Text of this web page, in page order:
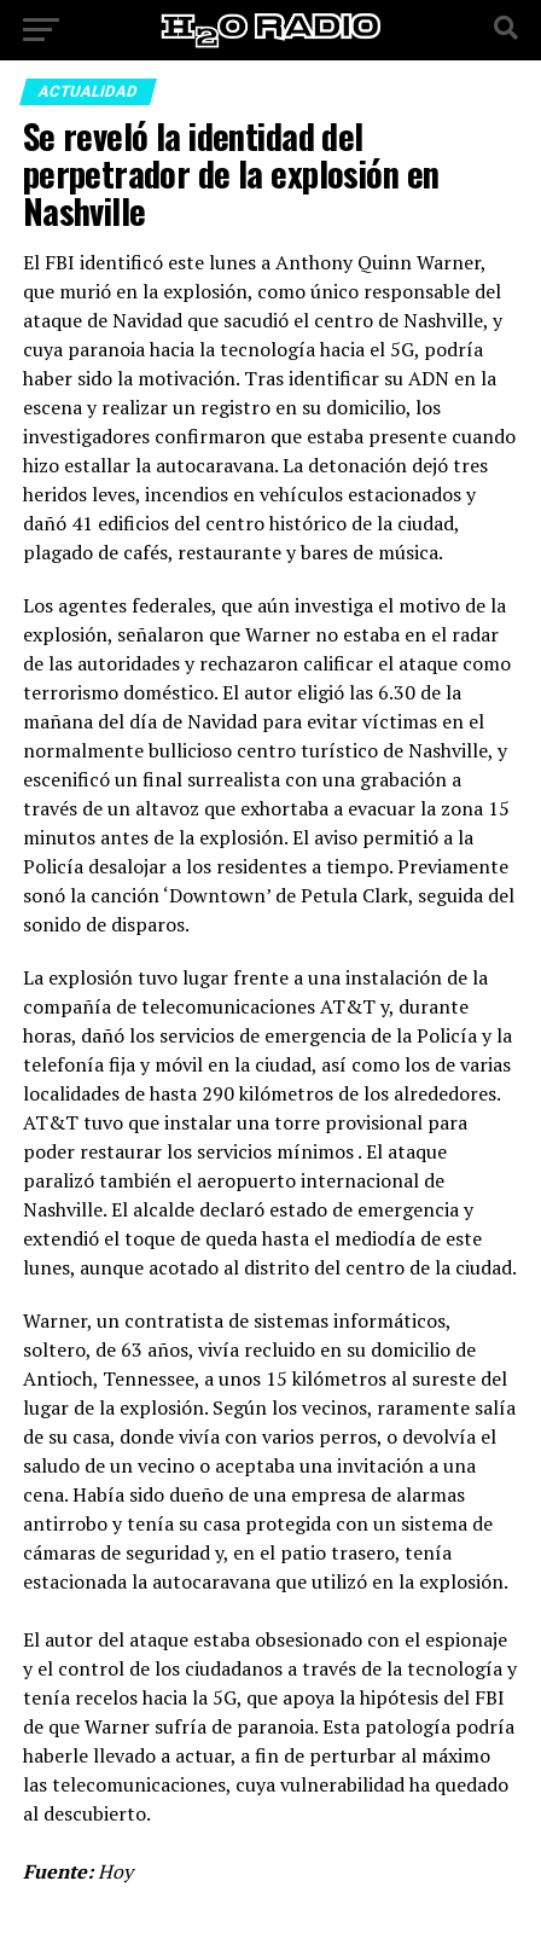
ACTUALIDAD
Se reveló la identidad del
perpetrador de la explosión en
Nashville
El FBI identificó este lunes a Anthony Quinn Warner,
que murió en la explosión, como único responsable del
ataque de Navidad que sacudió el centro de Nashville, y
cuya paranoia hacia la tecnología hacia el 5G, podría
haber sido la motivación. Tras identificar su ADN en la
escena y realizar un registro en su domicilio, los
investigadores confirmaron que estaba presente cuando
hizo estallar la autocaravana. La detonación dejó tres
heridos leves, incendios en vehículos estacionados y
dañó 41 edificios del centro histórico de la ciudad,
plagado de cafés, restaurante y bares de música.
Los agentes federales, que aún investiga el motivo de la
explosión, señalaron que Warner no estaba en el radar
de las autoridades y rechazaron calificar el ataque como
terrorismo doméstico. El autor eligió las 6.30 de la
mañana del día de Navidad para evitar víctimas en el
normalmente bullicioso centro turístico de Nashville, y
escenificó un final surrealista con una grabación a
través de un altavoz que exhortaba a evacuar la zona 15
minutos antes de la explosión. El aviso permitió a la
Policía desalojar a los residentes a tiempo. Previamente
sonó la canción ‘Downtown’ de Petula Clark, seguida del
sonido de disparos.
La explosión tuvo lugar frente a una instalación de la
compañía de telecomunicaciones AT&T y, durante
horas, dañó los servicios de emergencia de la Policía y la
telefonía fija y móvil en la ciudad, así como los de varias
localidades de hasta 290 kilómetros de los alrededores.
AT&T tuvo que instalar una torre provisional para
poder restaurar los servicios mínimos . El ataque
paralizó también el aeropuerto internacional de
Nashville. El alcalde declaró estado de emergencia y
extendió el toque de queda hasta el mediodía de este
lunes, aunque acotado al distrito del centro de la ciudad.
Warner, un contratista de sistemas informáticos,
soltero, de 63 años, vivía recluido en su domicilio de
Antioch, Tennessee, a unos 15 kilómetros al sureste del
lugar de la explosión. Según los vecinos, raramente salía
de su casa, donde vivía con varios perros, o devolvía el
saludo de un vecino o aceptaba una invitación a una
cena. Había sido dueño de una empresa de alarmas
antirrobo y tenía su casa protegida con un sistema de
cámaras de seguridad y, en el patio trasero, tenía
estacionada la autocaravana que utilizó en la explosión.
El autor del ataque estaba obsesionado con el espionaje
y el control de los ciudadanos a través de la tecnología y
tenía recelos hacia la 5G, que apoya la hipótesis del FBI
de que Warner sufría de paranoia. Esta patología podría
haberle llevado a actuar, a fin de perturbar al máximo
las telecomunicaciones, cuya vulnerabilidad ha quedado
al descubierto.
Fuente:Hoy